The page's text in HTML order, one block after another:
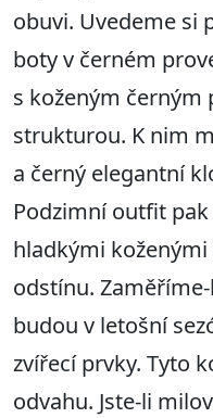
obuvi. Uvedeme si
boty v černém
s koženým černým
strukturou. K nim
a černý elegantní
Podzimní outfit
hladkými
odstínu.
budou v letošní
zvířecí prvky. Tyto
odvahu. Jste-li